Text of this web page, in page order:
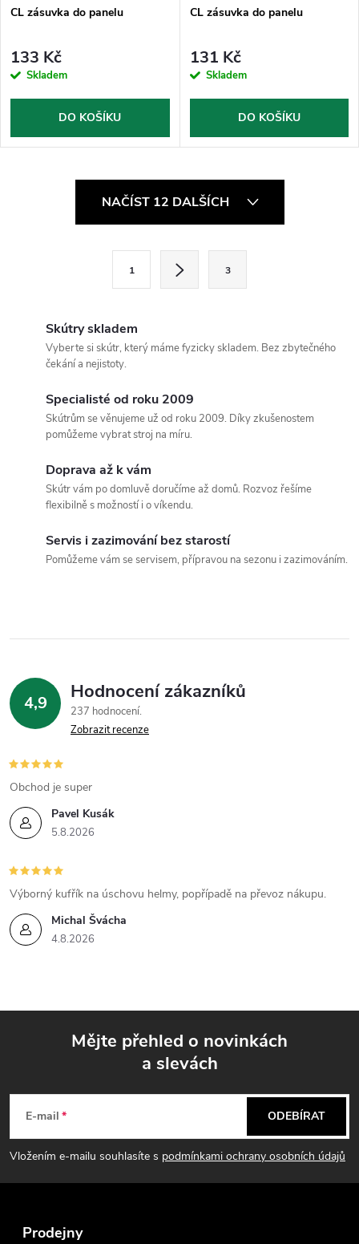
CL zásuvka do panelu
133 Kč
Skladem
DO KOŠÍKU
CL zásuvka do panelu
131 Kč
Skladem
DO KOŠÍKU
ý
p
i
u
NAČÍST 12 DALŠÍCH
1 3
Skútry skladem
Vyberte si skútr, který máme fyzicky skladem. Bez zbytečného
čekání a nejistoty.
Specialisté od roku 2009
Skútrům se věnujeme už od roku 2009. Díky zkušenostem
pomůžeme vybrat stroj na míru.
Doprava až k vám
Skútr vám po domluvě doručíme až domů. Rozvoz řešíme
flexibilně s možností i o víkendu.
Servis i zazimování bez starostí
Pomůžeme vám se servisem, přípravou na sezonu i zazimováním.
4,9 Hodnocení zákazníků
237 hodnocení
Zobrazit recenze
Pavel Kusák
5.8.2026
Obchod je super
Michal Švácha
4.8.2026
Výborný kufřík na úschovu helmy, popřípadě na převoz nákupu.
p
Mějte přehled o novinkách
a slevách
E-mail
Vložením e-mailu souhlasíte s podmínkami ochrany osobních údajů
ODEBÍRAT
Prodejny